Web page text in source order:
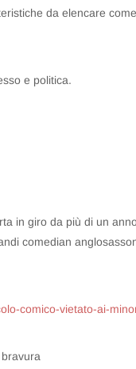
da elencare
e politica.
in giro da più di un
comedian
comico-vietato-ai-